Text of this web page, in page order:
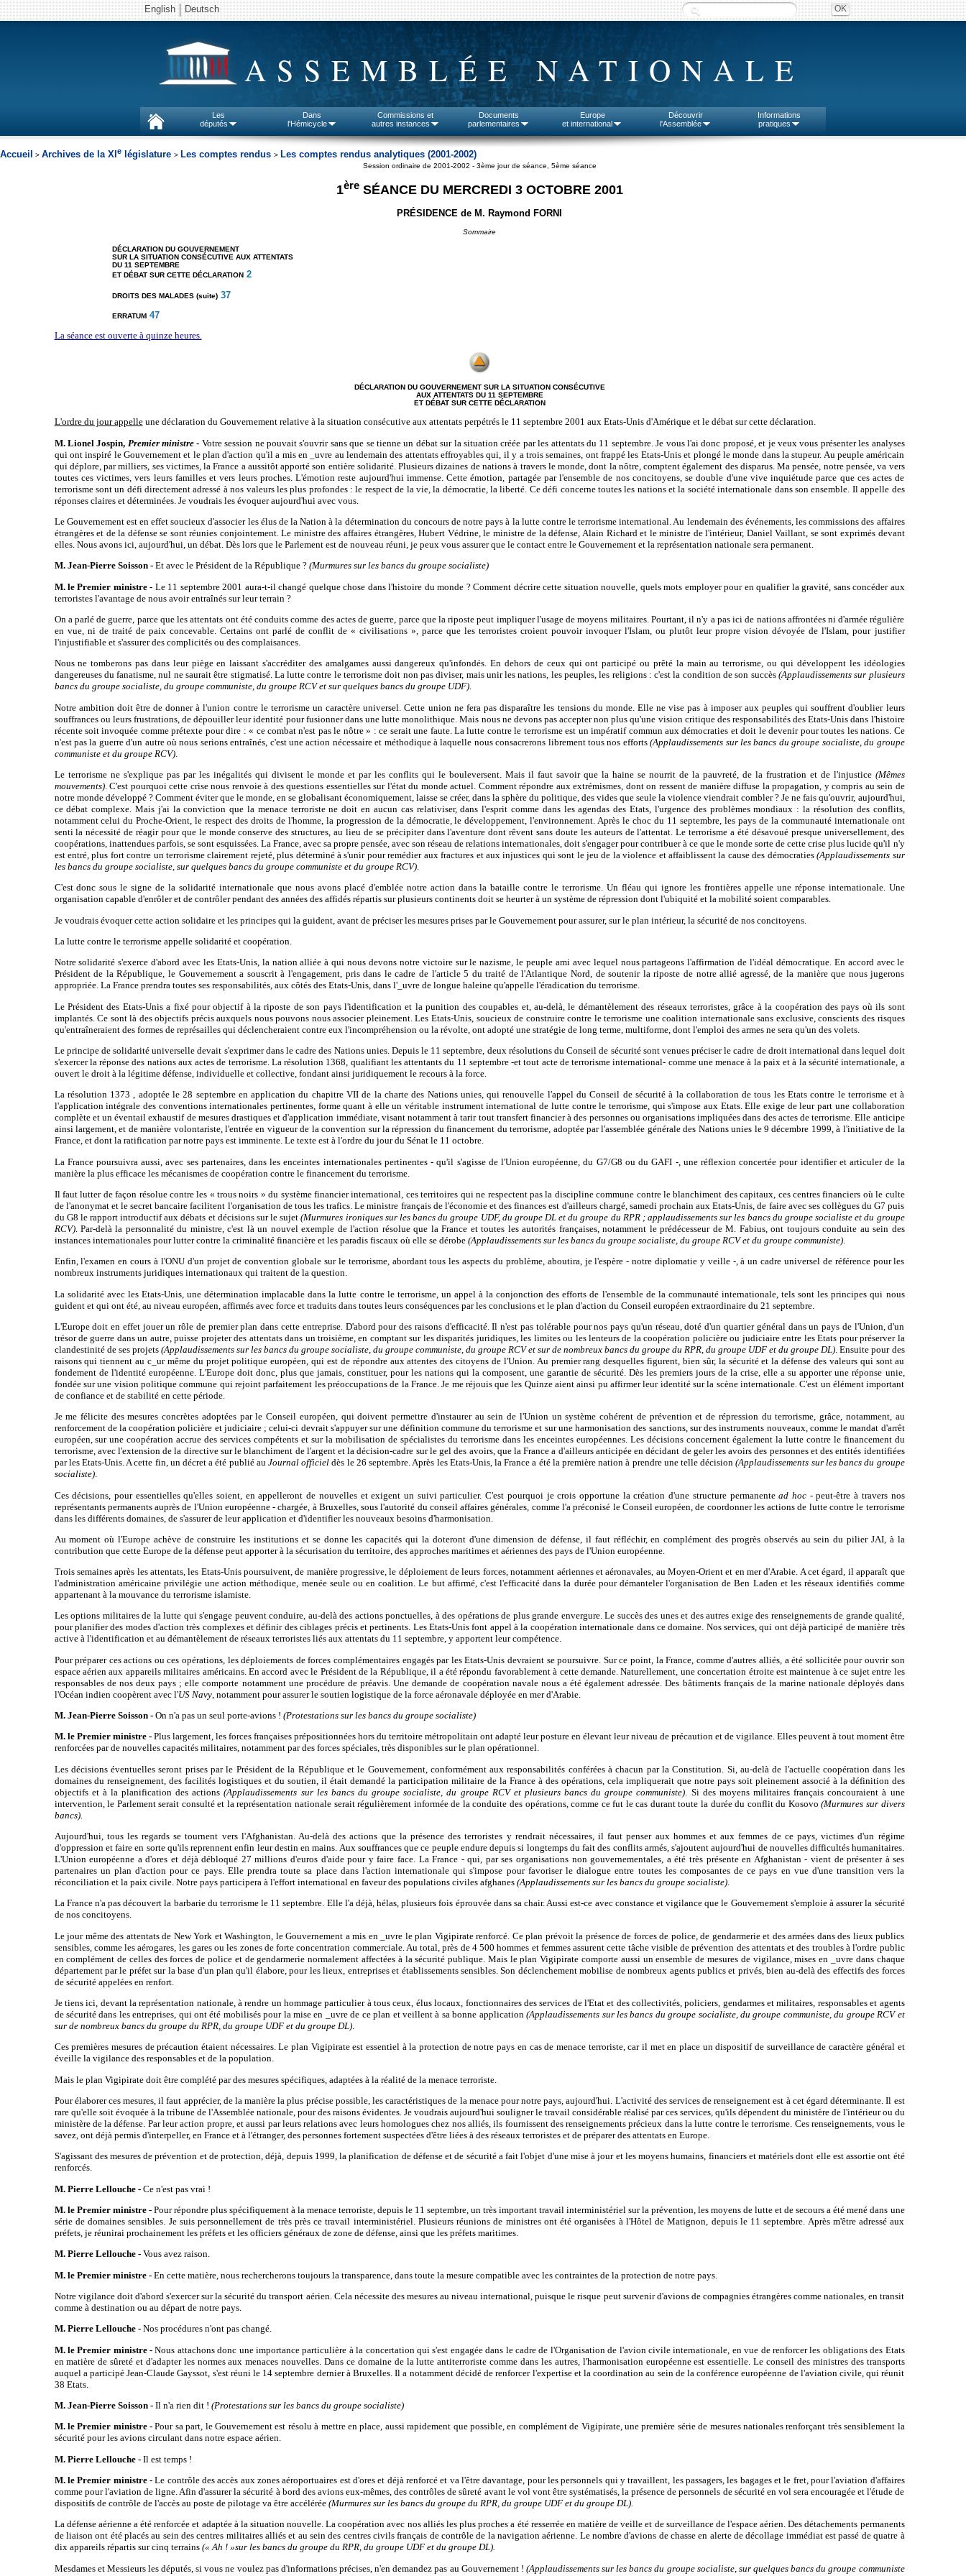
English Deutsch
ASSEMBLÉE NATIONALE
Les
députés
Dans
l'Hémicycle
Commissions et
autres instances
Documents
parlementaires
Europe
et international
Découvrir
l'Assemblée
Informations
pratiques
Accueil > Archives de la XI e législature > Les comptes rendus > Les comptes rendus analytiques (2001-2002)
Session ordinaire de 2001-2002 - 3ème jour de séance, 5ème séance
1èreSÉANCE DU MERCREDI 3 OCTOBRE 2001
PRÉSIDENCE de M. Raymond FORNI
Sommaire
DÉCLARATION DU GOUVERNEMENT
SUR LA SITUATION CONSÉCUTIVE AUX ATTENTATS
DU 11 SEPTEMBRE
ET DÉBAT SUR CETTE DÉCLARATION2
DROITS DES MALADES (suite)37
ERRATUM47
La séance est ouverte à quinze heures.
DÉCLARATION DU GOUVERNEMENT SUR LA SITUATION CONSÉCUTIVE
AUX ATTENTATS DU 11 SEPTEMBRE
ET DÉBAT SUR CETTE DÉCLARATION
L'ordre du jour appelleune déclaration du Gouvernement relative à la situation consécutive aux attentats perpétrés le 11 septembre 2001 aux Etats-Unis d'Amérique et le débat sur cette déclaration.
M. Lionel Jospin, Premier ministre- Votre session ne pouvait s'ouvrir sans que se tienne un débat sur la situation créée par les attentats du 11 septembre. Je vous l'ai donc proposé, et je veux vous présenter les analyses
qui ont inspiré le Gouvernement et le plan d'action qu'il a mis en _uvre au lendemain des attentats effroyables qui, il y a trois semaines, ont frappé les Etats-Unis et plongé le monde dans la stupeur. Au peuple américain
qui déplore, par milliers, ses victimes, la France a aussitôt apporté son entière solidarité. Plusieurs dizaines de nations à travers le monde, dont la nôtre, comptent également des disparus. Ma pensée, notre pensée, va vers
toutes ces victimes, vers leurs familles et vers leurs proches. L'émotion reste aujourd'hui immense. Cette émotion, partagée par l'ensemble de nos concitoyens, se double d'une vive inquiétude parce que ces actes de
terrorisme sont un défi directement adressé à nos valeurs les plus profondes : le respect de la vie, la démocratie, la liberté. Ce défi concerne toutes les nations et la société internationale dans son ensemble. Il appelle des
réponses claires et déterminées. Je voudrais les évoquer aujourd'hui avec vous.
Le Gouvernement est en effet soucieux d'associer les élus de la Nation à la détermination du concours de notre pays à la lutte contre le terrorismeinternational. Au lendemain des événements, les commissions des affaires
étrangères et de la défense se sont réunies conjointement. Le ministre des affaires étrangères, Hubert Védrine, le ministre de la défense, Alain Richard et le ministre de l'intérieur, Daniel Vaillant, se sont exprimés devant
elles. Nous avons ici, aujourd'hui, un débat. Dès lors que le Parlement est de nouveau réuni, je peux vous assurer que le contact entre le Gouvernement et la représentation nationale sera permanent.
M. Jean-Pierre Soisson -Et avec le Président de la République ? (Murmures sur les bancs du groupe socialiste)
M. le Premier ministre - Le 11 septembre 2001 aura-t-il changé quelque chose dans l'histoire du monde ? Comment décrire cette situation nouvelle, quels mots employer pour en qualifier la gravité, sans concéder aux
terroristes l'avantage de nous avoir entraînés sur leur terrain ?
On a parlé de guerre, parce que les attentats ont été conduits comme des actes de guerre, parce que la riposte peut impliquer l'usage de moyens militaires. Pourtant, il n'y a pas ici de nations affrontées ni d'armée régulière
en vue, ni de traité de paix concevable. Certains ont parlé de conflit de « civilisations », parce que les terroristes croient pouvoir invoquer l'Islam, ou plutôt leur propre vision dévoyée de l'Islam, pour justifier
l'injustifiable et s'assurer des complicités ou des complaisances.
Nous ne tomberons pas dans leur piège en laissant s'accréditer des amalgames aussi dangereux qu'infondés. En dehors de ceux qui ont participé ou prêté la main au terrorisme, ou qui développent les idéologies
dangereuses du fanatisme, nul ne saurait être stigmatisé. La lutte contre le terrorisme doit non pas diviser, mais unir les nations, les peuples, les religions : c'est la condition de son succès (Applaudissements sur plusieurs
bancs du groupe socialiste, du groupe communiste, du groupe RCV et sur quelques bancs du groupe UDF).
Notre ambition doit être de donner à l'union contre le terrorisme un caractère universel. Cette union ne fera pas disparaître les tensions du monde. Elle ne vise pas à imposer aux peuples qui souffrent d'oublier leurs
souffrances ou leurs frustrations, de dépouiller leur identité pour fusionner dans une lutte monolithique. Mais nous ne devons pas accepter non plus qu'une vision critique des responsabilités des Etats-Unis dans l'histoire
récente soit invoquée comme prétexte pour dire : « ce combat n'est pas le nôtre » : ce serait une faute. La lutte contre le terrorisme est un impératif commun aux démocraties et doit le devenir pour toutes les nations. Ce
n'est pas la guerre d'un autre où nous serions entraînés, c'est une action nécessaire et méthodique à laquelle nous consacrerons librement tous nos efforts(Applaudissements sur les bancs du groupe socialiste, du groupe
communiste et du groupe RCV).
Le terrorisme ne s'explique pas par les inégalités qui divisent le monde et par les conflits qui le bouleversent. Mais il faut savoir que la haine se nourrit de la pauvreté, de la frustration et de l'injustice (Mêmes
mouvements). C'est pourquoi cette crise nous renvoie à des questions essentielles sur l'état du monde actuel. Comment répondre aux extrémismes, dont on ressent de manière diffuse la propagation, y compris au sein de
notre monde développé ? Comment éviter que le monde, en se globalisant économiquement, laisse se créer, dans la sphère du politique, des vides que seule la violence viendrait combler ? Je ne fais qu'ouvrir, aujourd'hui,
ce débat complexe. Mais j'ai la conviction que la menace terroriste ne doit en aucun cas relativiser, dans l'esprit comme dans les agendas des Etats, l'urgence des problèmes mondiaux : la résolution des conflits,
notamment celui du Proche-Orient, le respect des droits de l'homme, la progression de la démocratie, le développement, l'environnement. Après le choc du 11 septembre, les pays de la communauté internationale ont
senti la nécessité de réagir pour que le monde conserve des structures, au lieu de se précipiter dans l'aventure dont rêvent sans doute les auteurs de l'attentat. Le terrorisme a été désavoué presque universellement, des
coopérations, inattendues parfois, se sont esquissées. La France, avec sa propre pensée, avec son réseau de relations internationales, doit s'engager pour contribuer à ce que le monde sorte de cette crise plus lucide qu'il n'y
est entré, plus fort contre un terrorisme clairement rejeté, plus déterminé à s'unir pour remédier aux fractures et aux injustices qui sont le jeu de la violence et affaiblissent la cause des démocraties(Applaudissements sur
les bancs du groupe socialiste, sur quelques bancs du groupe communiste et du groupe RCV).
C'est donc sous le signe de la solidarité internationale que nous avons placé d'emblée notre action dans la bataille contre le terrorisme. Un fléau qui ignore les frontières appelle une réponse internationale. Une
organisation capable d'enrôler et de contrôler pendant des années des affidés répartis sur plusieurs continents doit se heurter à un système de répression dont l'ubiquité et la mobilité soient comparables.
Je voudrais évoquer cette action solidaire et les principes qui la guident, avant de préciser les mesures prises par le Gouvernement pour assurer, sur le plan intérieur, la sécurité de nos concitoyens.
La lutte contre le terrorisme appelle solidarité et coopération.
Notre solidarité s'exerce d'abord avec les Etats-Unis, la nation alliée à qui nous devons notre victoire sur le nazisme, le peuple ami avec lequel nous partageons l'affirmation de l'idéal démocratique. En accord avec le
Président de la République, le Gouvernement a souscrit à l'engagement, pris dans le cadre de l'article 5 du traité de l'Atlantique Nord, de soutenir la riposte de notre allié agressé, de la manière que nous jugerons
appropriée. La France prendra toutes ses responsabilités, aux côtés des Etats-Unis, dans l'_uvre de longue haleine qu'appelle l'éradication du terrorisme.
Le Président des Etats-Unis a fixé pour objectif à la riposte de son pays l'identification et la punition des coupables et, au-delà, le démantèlement des réseaux terroristes, grâce à la coopération des pays où ils sont
implantés. Ce sont là des objectifs précis auxquels nous pouvons nous associer pleinement. Les Etats-Unis, soucieux de construire contre le terrorisme une coalition internationale sans exclusive, conscients des risques
qu'entraîneraient des formes de représailles qui déclencheraient contre eux l'incompréhension ou la révolte, ont adopté une stratégie de long terme, multiforme, dont l'emploi des armes ne sera qu'un des volets.
Le principe de solidarité universelle devait s'exprimer dans le cadre des Nations unies. Depuis le 11 septembre, deux résolutions du Conseil de sécurité sont venues préciser le cadre de droit international dans lequel doit
s'exercer la réponse des nations aux actes de terrorisme. La résolution 1368, qualifiant les attentants du 11 septembre -et tout acte de terrorisme international- comme une menace à la paix et à la sécurité internationale, a
ouvert le droit à la légitime défense, individuelle et collective, fondant ainsi juridiquement le recours à la force.
La résolution 1373 , adoptée le 28 septembre en application du chapitre VII de la charte des Nations unies, qui renouvelle l'appel du Conseil de sécurité à la collaboration de tous les Etats contre le terrorisme et à
l'application intégrale des conventions internationales pertinentes, forme quant à elle un véritable instrument international de lutte contre le terrorisme, qui s'impose aux Etats. Elle exige de leur part une collaboration
complète et un éventail exhaustif de mesures drastiques et d'application immédiate, visant notamment à tarir tout transfert financier à des personnes ou organisations impliquées dans des actes de terrorisme. Elle anticipe
ainsi largement, et de manière volontariste, l'entrée en vigueur de la convention sur la répression du financement du terrorisme, adoptée par l'assemblée générale des Nations unies le 9 décembre 1999, à l'initiative de la
France, et dont la ratification par notre pays est imminente. Le texte est à l'ordre du jour du Sénat le 11 octobre.
La France poursuivra aussi, avec ses partenaires, dans les enceintes internationales pertinentes - qu'il s'agisse de l'Union européenne, du G7/G8 ou du GAFI -, une réflexion concertée pour identifier et articuler de la
manière la plus efficace les mécanismes de coopération contre le financement du terrorisme.
Il faut lutter de façon résolue contre les « trous noirs » du système financier international, ces territoires qui ne respectent pas la discipline commune contre le blanchiment des capitaux, ces centres financiers où le culte
de l'anonymat et le secret bancaire facilitent l'organisation de tous les trafics. Le ministre français de l'économie et des finances est d'ailleurs chargé, samedi prochain aux Etats-Unis, de faire avec ses collègues du G7 puis
du G8 le rapport introductif aux débats et décisions sur le sujet(Murmures ironiques sur les bancs du groupe UDF, du groupe DL et du groupe du RPR ; applaudissements sur les bancs du groupe socialiste et du groupe
RCV). Par-delà la personnalité du ministre, c'est là un nouvel exemple de l'action résolue que la France et toutes les autorités françaises, notamment le prédécesseur de M. Fabius, ont toujours conduite au sein des
instances internationales pour lutter contre la criminalité financière et les paradis fiscaux où elle se dérobe (Applaudissements sur les bancs du groupe socialiste, du groupe RCV et du groupe communiste).
Enfin, l'examen en cours à l'ONU d'un projet de convention globale sur le terrorisme, abordant tous les aspects du problème, aboutira, je l'espère - notre diplomatie y veille -, à un cadre universel de référence pour les
nombreux instruments juridiques internationaux qui traitent de la question.
La solidarité avec les Etats-Unis, une détermination implacable dans la lutte contre le terrorisme, un appel à la conjonction des efforts de l'ensemble de la communauté internationale, tels sont les principes qui nous
guident et qui ont été, au niveau européen, affirmés avec force et traduits dans toutes leurs conséquences par les conclusions et le plan d'action du Conseil européen extraordinaire du 21 septembre.
L'Europe doit en effet jouer un rôle de premier plan dans cette entreprise. D'abord pour des raisons d'efficacité. Il n'est pas tolérable pour nos pays qu'un réseau, doté d'un quartier général dans un pays de l'Union, d'un
trésor de guerre dans un autre, puisse projeter des attentats dans un troisième, en comptant sur les disparités juridiques, les limites ou les lenteurs de la coopération policière ou judiciaire entre les Etats pour préserver la
clandestinité de ses projets (Applaudissements sur les bancs du groupe socialiste, du groupe communiste, du groupe RCV et sur de nombreux bancs du groupe du RPR, du groupe UDF et du groupe DL) . Ensuite pour des
raisons qui tiennent au c_ur même du projet politique européen, qui est de répondre aux attentes des citoyens de l'Union. Au premier rang desquelles figurent, bien sûr, la sécurité et la défense des valeurs qui sont au
fondement de l'identité européenne. L'Europe doit donc, plus que jamais, constituer, pour les nations qui la composent, une garantie de sécurité. Dès les premiers jours de la crise, elle a su apporter une réponse unie,
fondée sur une vision politique commune qui rejoint parfaitement les préoccupations de la France. Je me réjouis que les Quinze aient ainsi pu affirmer leur identité sur la scène internationale. C'est un élément important
de confiance et de stabilité en cette période.
Je me félicite des mesures concrètes adoptées par le Conseil européen, qui doivent permettre d'instaurer au sein de l'Union un système cohérent de prévention et de répression du terrorisme, grâce, notamment, au
renforcement de la coopération policière et judiciaire ; celui-ci devrait s'appuyer sur une définition commune du terrorisme et sur une harmonisation des sanctions, surdes instruments nouveaux, comme le mandat d'arrêt
européen, sur une coopération accrue des services compétents et sur la mobilisation de spécialistes du terrorisme dans les enceintes européennes. Les décisions concernent également la lutte contre le financement du
terrorisme, avec l'extension de la directive sur le blanchiment de l'argent et la décision-cadre sur le gel des avoirs, que la France a d'ailleurs anticipée en décidant de geler les avoirs des personnes et des entités identifiées
par les Etats-Unis. A cette fin, un décret a été publié auJournal officiel dès le 26 septembre. Après les Etats-Unis, la France a été la première nation à prendre une telle décision(Applaudissements sur les bancs du groupe
socialiste).
Ces décisions, pour essentielles qu'elles soient, en appelleront de nouvelles et exigent un suivi particulier. C'est pourquoi je crois opportune la création d'une structure permanentead hoc - peut-être à travers nos
représentants permanents auprès de l'Union européenne - chargée, à Bruxelles, sous l'autorité du conseil affaires générales, comme l'a préconisé le Conseil européen, de coordonner les actions de lutte contre le terrorisme
dans les différents domaines, de s'assurer de leur application et d'identifier les nouveaux besoins d'harmonisation.
Au moment où l'Europe achève de construire les institutions et se donne les capacités qui la doteront d'une dimension de défense, il faut réfléchir, en complément des progrès observés au sein du pilier JAI, à la
contribution que cette Europe de la défense peut apporter à la sécurisation du territoire, des approches maritimes et aériennes des pays de l'Union européenne.
Trois semaines après les attentats, les Etats-Unis poursuivent, de manière progressive, le déploiement de leurs forces, notamment aériennes et aéronavales, au Moyen-Orient et en mer d'Arabie. A cet égard, il apparaît que
l'administration américaine privilégie une action méthodique, menée seule ou en coalition. Le but affirmé, c'est l'efficacité dans la durée pour démanteler l'organisation de Ben Laden et les réseaux identifiés comme
appartenant à la mouvance du terrorisme islamiste.
Les options militaires de la lutte qui s'engage peuvent conduire, au-delà des actions ponctuelles, à des opérations de plus grande envergure. Le succès des unes et des autres exige des renseignements de grande qualité,
pour planifier des modes d'action très complexes et définir des ciblages précis et pertinents. Les Etats-Unis font appel à la coopération internationale dans ce domaine. Nos services, qui ont déjà participé de manière très
active à l'identification et au démantèlement de réseaux terroristes liés aux attentats du 11 septembre, y apportent leur compétence.
Pour préparer ces actions ou ces opérations, les déploiements de forces complémentaires engagés par les Etats-Unis devraient se poursuivre. Sur ce point, la France, comme d'autres alliés, a été sollicitée pour ouvrir son
espace aérien aux appareils militaires américains. En accord avec le Président de la République, il a été répondu favorablement à cette demande. Naturellement, une concertation étroite est maintenue à ce sujet entre les
responsables de nos deux pays ; elle comporte notamment une procédure de préavis. Une demande de coopération navale nous a été également adressée. Des bâtiments français de la marine nationale déployés dans
l'Océan indien coopèrent avec l'US Navy, notamment pour assurer le soutien logistique de la force aéronavale déployée en mer d'Arabie.
M. Jean-Pierre Soisson -On n'a pas un seul porte-avions ! (Protestations sur les bancs du groupe socialiste)
M. le Premier ministre -Plus largement, les forces françaises prépositionnées hors du territoire métropolitain ont adapté leur posture en élevant leur niveau de précaution et de vigilance. Elles peuvent à tout moment être
renforcées par de nouvelles capacités militaires, notamment par des forces spéciales, très disponibles sur le plan opérationnel.
Les décisions éventuelles seront prises par le Président de la République et le Gouvernement, conformément aux responsabilités conférées à chacun par la Constitution. Si, au-delà de l'actuelle coopération dans les
domaines du renseignement, des facilités logistiques et du soutien, il était demandé la participation militaire de la France à des opérations, cela impliquerait que notre pays soit pleinement associé à la définition des
objectifs et à la planification des actions(Applaudissements sur les bancs du groupe socialiste, du groupe RCV et plusieurs bancs du groupe communiste) . Si des moyens militaires français concouraient à une
intervention, le Parlement serait consulté et la représentation nationale serait régulièrement informée de la conduite des opérations, comme ce fut le cas durant toute la durée du conflit du Kosovo(Murmures sur divers
bancs).
Aujourd'hui, tous les regards se tournent vers l'Afghanistan. Au-delà des actions que la présence des terroristes y rendrait nécessaires, il faut penser aux hommes et aux femmes de ce pays, victimes d'un régime
d'oppression et faire en sorte qu'ils reprennent enfin leur destin en mains. Aux souffrances que ce peuple endure depuis si longtemps du fait des conflits armés, s'ajoutent aujourd'hui de nouvelles difficultés humanitaires.
L'Union européenne a d'ores et déjà débloqué 27 millions d'euros d'aide pour y faire face. La France - qui, par ses organisations non gouvernementales, a été très présente en Afghanistan - vient de présenter à ses
partenaires un plan d'action pour ce pays. Elle prendra toute sa place dans l'action internationale qui s'impose pour favoriser le dialogue entre toutes les composantes de ce pays en vue d'une transition vers la
réconciliation et la paix civile. Notre pays participera à l'effort international en faveur des populations civiles afghanes (Applaudissements sur les bancs du groupe socialiste).
La France n'a pas découvert la barbarie du terrorisme le 11 septembre. Elle l'a déjà, hélas, plusieurs fois éprouvée dans sa chair. Aussi est-ce avec constance et vigilance que le Gouvernement s'emploie à assurer la sécurité
de nos concitoyens.
Le jour même des attentats de New York et Washington, le Gouvernement a mis en _uvre le plan Vigipirate renforcé. Ce plan prévoit la présence de forces de police, de gendarmerie et des armées dans des lieux publics
sensibles, comme les aérogares, les gares ou les zones de forte concentration commerciale. Au total, près de 4 500 hommes et femmes assurent cette tâche visible de prévention des attentats et des troubles à l'ordre public
en complément de celles des forces de police et de gendarmerie normalement affectées à la sécurité publique. Mais le plan Vigipirate comporte aussi un ensemble de mesures de vigilance, mises en _uvre dans chaque
département par le préfet sur la base d'un plan qu'il élabore, pour les lieux, entreprises et établissements sensibles. Son déclenchement mobilise de nombreux agents publics et privés, bien au-delà des effectifs des forces
de sécurité appelées en renfort.
Je tiens ici, devant la représentation nationale, à rendre un hommage particulier à tous ceux, élus locaux, fonctionnaires des services de l'Etat et des collectivités, policiers, gendarmes et militaires, responsables et agents
de sécurité dans les entreprises, qui ont été mobilisés pour la mise en _uvre de ce plan et veillent à sa bonne application(Applaudissements sur les bancs du groupe socialiste, du groupe communiste, du groupe RCV et
sur de nombreux bancs du groupe du RPR, du groupe UDF et du groupe DL).
Ces premières mesures de précaution étaient nécessaires. Le plan Vigipirate est essentiel à la protection de notre pays en cas de menace terroriste, car il met en place un dispositif de surveillance de caractère général et
éveille la vigilance des responsables et de la population.
Mais le plan Vigipirate doit être complété par des mesures spécifiques, adaptées à la réalité de la menace terroriste.
Pour élaborer ces mesures, il faut apprécier, de la manière la plus précise possible, les caractéristiques de la menace pour notre pays, aujourd'hui. L'activité des services de renseignement est à cet égard déterminante. Il est
rare qu'elle soit évoquée à la tribune de l'Assemblée nationale, pour des raisons évidentes. Je voudrais aujourd'hui souligner le travail considérable réalisé par ces services, qu'ils dépendent du ministère de l'intérieur ou du
ministère de la défense. Par leur action propre, et aussi par leurs relations avec leurs homologues chez nos alliés, ils fournissent des renseignements précieux dans la lutte contre le terrorisme. Ces renseignements, vous le
savez, ont déjà permis d'interpeller, en France et à l'étranger, des personnes fortement suspectées d'être liées à des réseaux terroristes et de préparer des attentats en Europe.
S'agissant des mesures de prévention et de protection, déjà, depuis 1999, la planification de défense et de sécurité a fait l'objet d'une mise à jour et les moyens humains, financiers et matériels dont elle est assortie ont été
renforcés.
M. Pierre Lellouche -Ce n'est pas vrai !
M. le Premier ministre -Pour répondre plus spécifiquement à la menace terroriste, depuis le 11 septembre, un très important travail interministériel sur la prévention, les moyens de lutte et de secours a été mené dans une
série de domaines sensibles. Je suis personnellement de très près ce travail interministériel. Plusieurs réunions de ministres ont été organisées à l'Hôtel de Matignon, depuis le 11 septembre. Après m'être adressé aux
préfets, je réunirai prochainement les préfets et les officiers généraux de zone de défense, ainsi que les préfets maritimes.
M. Pierre Lellouche -Vous avez raison.
M. le Premier ministre -En cette matière, nous rechercherons toujours la transparence, dans toute la mesure compatible avec les contraintes de la protection de notre pays.
Notre vigilance doit d'abord s'exercer sur la sécurité du transport aérien. Cela nécessite des mesures au niveau international, puisque le risque peut survenir d'avions de compagnies étrangères comme nationales, en transit
comme à destination ou au départ de notre pays.
M. Pierre Lellouche -Nos procédures n'ont pas changé.
M. le Premier ministre - Nous attachons donc une importance particulière à la concertation qui s'est engagée dans le cadre de l'Organisation de l'avion civile internationale, en vue de renforcer les obligations des Etats
en matière de sûreté et d'adapter les normes aux menaces nouvelles. Dans ce domaine de la lutte antiterroriste comme dans les autres, l'harmonisation européenne est essentielle. Le conseil des ministres des transports
auquel a participé Jean-Claude Gayssot, s'est réuni le 14 septembre dernier à Bruxelles. Il a notamment décidé de renforcer l'expertise et la coordination au sein de la conférence européenne de l'aviation civile, qui réunit
38 Etats.
M. Jean-Pierre Soisson -Il n'a rien dit ! (Protestations sur les bancs du groupe socialiste)
M. le Premier ministre - Pour sa part, le Gouvernement est résolu à mettre en place, aussi rapidement que possible, en complément de Vigipirate, une première série de mesures nationales renforçant très sensiblement la
sécurité pour les avions circulant dans notre espace aérien.
M. Pierre Lellouche -Il est temps !
M. le Premier ministre -Le contrôle des accès aux zones aéroportuaires est d'ores et déjà renforcé et va l'être davantage, pour les personnels qui y travaillent, les passagers, les bagages et le fret, pour l'aviation d'affaires
comme pour l'aviation de ligne. Afin d'assurer la sécurité à bord des avions eux-mêmes, des contrôles de sûreté avant le vol vont être systématisés, la présence de personnels de sécurité en vol sera encouragée et l'étude de
dispositifs de contrôle de l'accès au poste de pilotage va être accélérée (Murmures sur les bancs du groupe du RPR, du groupe UDF et du groupe DL).
La défense aérienne a été renforcée et adaptée à la situation nouvelle. La coopération avec nos alliés les plus proches a été resserrée en matière de veille et de surveillance de l'espace aérien. Des détachements permanents
de liaison ont été placés au sein des centres militaires alliés et au sein des centres civils français de contrôle de la navigation aérienne. Le nombre d'avions de chasse en alerte de décollage immédiat est passé de quatre à
dix appareils répartis sur cinq terrains (« Ah ! »sur les bancs du groupe du RPR, du groupe UDF et du groupe DL).
Mesdames et Messieurs les députés, si vous ne voulez pas d'informations précises, n'en demandez pas au Gouvernement ! (Applaudissements sur les bancs du groupe socialiste, sur quelques bancs du groupe communiste